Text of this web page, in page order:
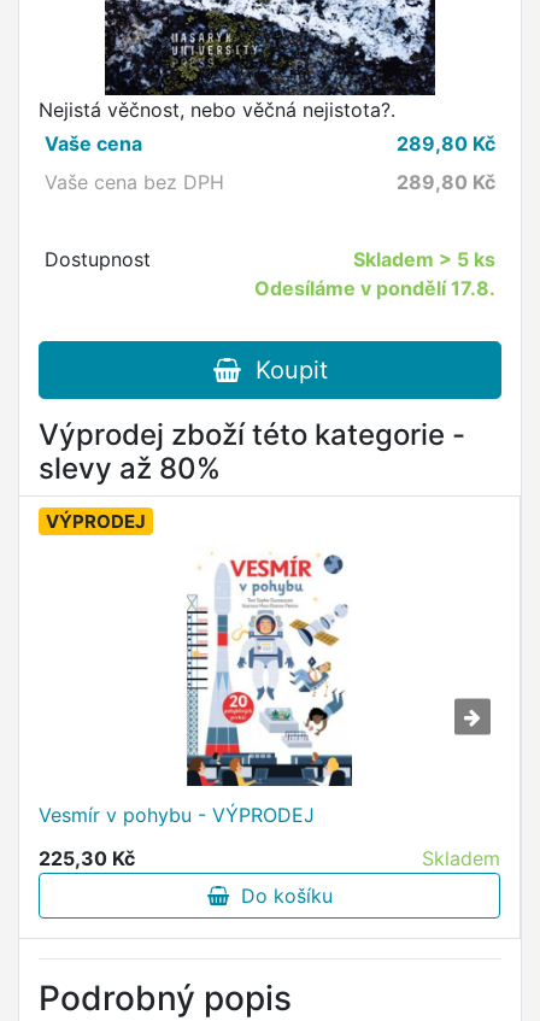
Nejistá věčnost, nebo věčná nejistota?.
Vaše cena
289,80 Kč
Vaše cena bez DPH
289,80 Kč
Dostupnost Skladem > 5 ks
Odesíláme v pondělí 17.8.
Koupit
Výprodej zboží této kategorie -
slevy až 80%
VÝPRODEJ
Vesmír v pohybu - VÝPRODEJ
225,30 Kč
Skladem
Do košíku
Podrobný popis